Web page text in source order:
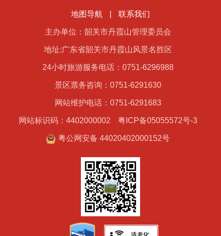
地图导航 联系我们
主办单位：韶关市丹霞山管理委员会
地址:广东省韶关市丹霞山风景名胜区
24小时旅游服务电话：0751-6296988
景区票务咨询：0751-6291630
网站维护电话：0751-6291683
网站标识码：4402000002 粤ICP备05055572号-3
粤公网安备 44020402000152号